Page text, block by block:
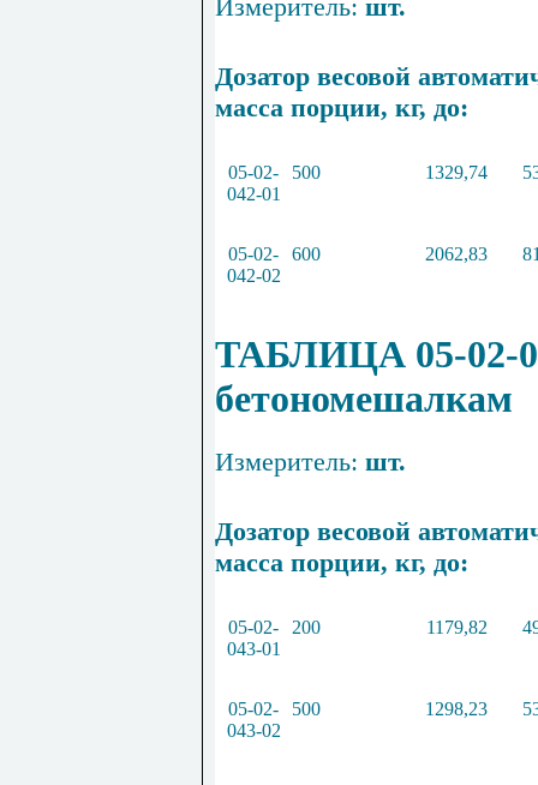
Измеритель: шт.
Дозатор весовой
масса порции, кг, до:
05-02-
042-01
500 1329,74
05-02-
042-02
600 2062,83
ТАБЛИЦА 05-02-
бетономешалкам
Измеритель: шт.
Дозатор весовой
масса порции, кг, до:
05-02-
043-01
200 1179,82
05-02-
043-02
500 1298,23